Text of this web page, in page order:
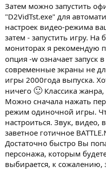
Затем можно запустить
"D2VidTst.exe" для
настроек видео-режима
затем - запустить игру.
мониторах я рекомендую
опция -w означает запуск
современные экраны не
игры 2000года выпуска.
ничего 🙂 Классика
Можно сначала нажать
режим одиночной игры.
настроиться. Звук, видео,
заветное готичное
Достаточно быстро Вы
персонажа, которым
выбирается, к